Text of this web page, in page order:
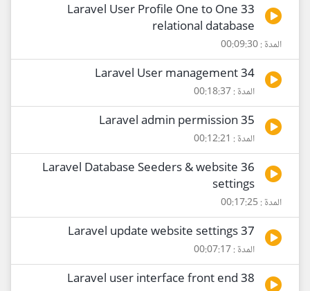
33 Laravel User Profile One to One
relational database
المدة : 00:09:30
34 Laravel User management
المدة : 00:18:37
35 Laravel admin permission
المدة : 00:12:21
36 Laravel Database Seeders & website
settings
المدة : 00:17:25
37 Laravel update website settings
المدة : 00:07:17
38 Laravel user interface front end